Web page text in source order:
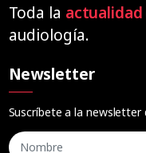
Toda la actualidad
audiología.
Newsletter
Suscríbete a la